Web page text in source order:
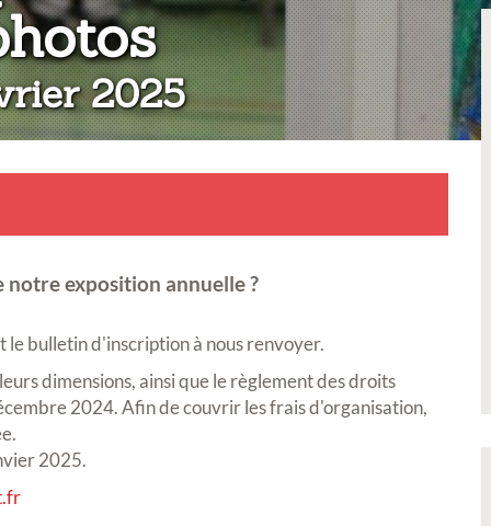
:
2025
notre exposition annuelle ?
le bulletin d'inscription à nous renvoyer.
dimensions, ainsi que le règlement des droits
2024. Afin de couvrir les frais d'organisation,
2025.